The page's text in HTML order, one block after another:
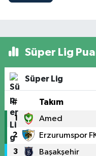
Süper Lig
Süper Lig
# Takım
1 Amed
2 Erzurumspor
3 Başakşehir